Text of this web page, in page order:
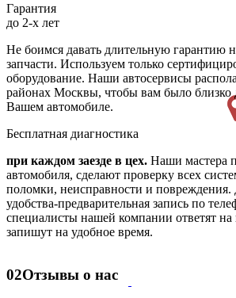
Гарантия
до 2-х лет
Не боимся давать длительную гарантию
запчасти. Используем только
оборудование. Наши автосервисы
районах Москвы, чтобы вам было близко
Вашем автомобиле.
Бесплатная диагностика
при каждом заезде в цех. Наши мастера
автомобиля, сделают проверку всех
поломки, неисправности и повреждения.
удобства-предварительная запись по
специалисты нашей компании ответят на
запишут на удобное время.
02Отзывы о нас